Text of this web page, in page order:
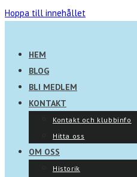
Hoppa till innehållet
HEM
BLOG
BLI MEDLEM
KONTAKT
Kontakt och klubbinfo
Hitta oss
OM OSS
Historik